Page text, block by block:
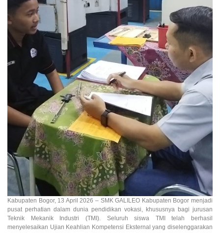
Kabupaten Bogor, 13 April 2026 – SMK GALILEO Kabupaten Bogor menjadi
pusat perhatian dalam dunia pendidikan vokasi, khususnya bagi jurusan
Teknik Mekanik Industri (TMI). Seluruh siswa TMI telah berhasil
menyelesaikan Ujian Keahlian Kompetensi Eksternal yang diselenggarakan